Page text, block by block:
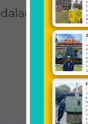
dunia